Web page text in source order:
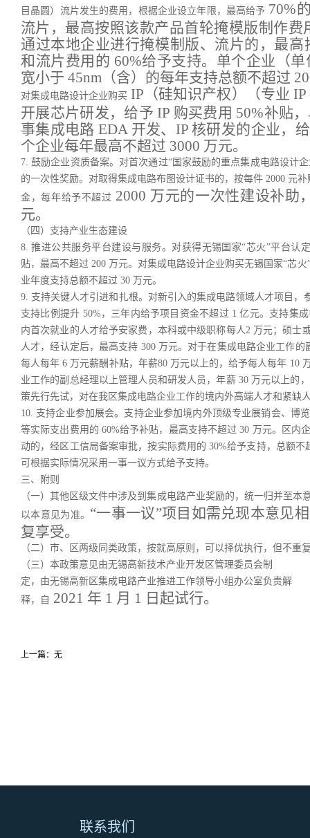
目晶圆）流片发生的费用，根据企业设立年限，最高给予 70%
流片，最高按照该款产品首轮掩模版制作
通过本地企业进行掩模制版、流片的，最
和流片费用的 60%给予支持。单个企业（
宽小于 45nm（含）的每年支持总额不超过
对集成电路设计企业购买 IP（硅知识产权）（专业
开展芯片研发，给予 IP 购买费用 50%补贴
事集成电路 EDA 开发、IP 核研发的企业，
个企业每年最高不超过 3000 万元。
7. 鼓励企业资质备案。对首次通过“国家鼓励的重点集成电路设计
的一次性奖励。对取得集成电路布图设计证书的，按每件 2000 元
金，每年给予不超过 2000 万元的一次性建设补助
元。
（四）支持产业生态建设
8. 推进公共服务平台建设与服务。对获得无锡国家“芯火”平台认
贴，最高不超过 200 万元。对集成电路设计企业购买无锡国家“芯
业年度支持总额不超过 30 万元。
9. 支持关键人才引进和扎根。对新引入的集成电路领域人才项目
支持比例提升 50%，三年内给予项目资金不超过 1 亿元。支持集
内首次就业的人才给予安家费，本科或中级职称每人2 万元；硕
人才，经认定后，最高支持 300 万元。对于在集成电路企业工作
每人每年 6 万元薪酬补贴，年薪80 万元以上的，给予每人每年 10
业工作的副总经理以上管理人员和研发人员，年薪 30 万元以上的
策先行先试，对在我区集成电路企业工作的境内外高端人才和紧缺
10. 支持企业参加展会。支持企业参加境内外顶级专业展销会、博
等实际支出费用的 60%给予补贴，最高支持不超过 30 万元。区
动的，经区工信局备案审批，按实际费用的 30%给予支持，总额
可根据实际情况采用一事一议方式给予支持。
三、附则
（一）其他区级文件中涉及到集成电路产业奖励的，统一归并至
以本意见为准。 “一事一议”项目如需兑现本意见
复享受。
（二）市、区两级同类政策，按就高原则，可以择优执行，但不重
（三）本政策意见由无锡高新技术产业开发区管理委员会制
定，由无锡高新区集成电路产业推进工作领导小组办公室负责解
释，自 2021 年 1 月 1 日起试行。
上一篇：无
联系我们